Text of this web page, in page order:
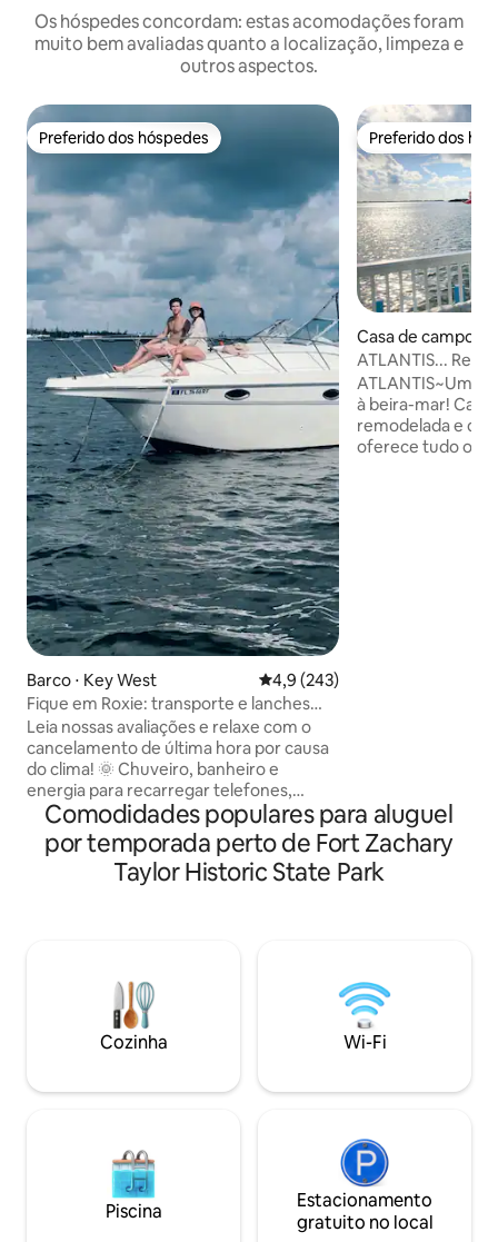
Os hóspedes concordam: estas acomodações foram
muito bem avaliadas quanto a localização, limpeza e
outros aspectos.
Preferido dos hóspedes
Preferido dos hóspedes
Barco ⋅ Key West 4,9 de uma avaliação média de
4,9 (243)
Fique em Roxie: transporte e lanches
grátis, traga sua bebida
Leia nossas avaliações e relaxe com o
cancelamento de última hora por causa
do clima! 🌞 Chuveiro, banheiro e
energia para recarregar telefones,
celular completo. Desfrute de uma ou
duas noites tranquilas na água!
Estacionamento gratuito e um
transporte de ida e volta gratuito
alguma coisa! Roxie tem uma Keurig,
cápsulas de café, pão, geleia de
manteiga de amendoim e água
engarrafada. Não é permitido cozinhar,
cerveja/bebidas/vinho. 🛥️🌴🎣
Preferido dos
Preferido dos
Casa de campo ⋅
y
ATLANTIS...
beira-mar!
ATLANTIS~Um
à beira-mar! Casa de campo totalmente
remodelada e
oferece tudo o
Comodidades populares para aluguel
por temporada perto de Fort Zachary
Taylor Historic State Park
Cozinha Wi-Fi
Piscina
Estacionamento
gratuito no local